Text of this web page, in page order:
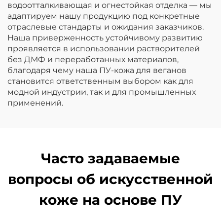
водоотталкивающая и огнестойкая отделка — мы
адаптируем нашу продукцию под конкретные
отраслевые стандарты и ожидания заказчиков.
Наша приверженность устойчивому развитию
проявляется в использовании растворителей
без ДМФ и переработанных материалов,
благодаря чему наша ПУ-кожа для веганов
становится ответственным выбором как для
модной индустрии, так и для промышленных
применений.
Часто задаваемые
вопросы об искусственной
коже на основе ПУ